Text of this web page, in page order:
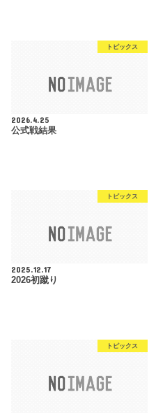
トピックス
2026.4.25
公式戦結果
トピックス
2025.12.17
2026初蹴り
トピックス